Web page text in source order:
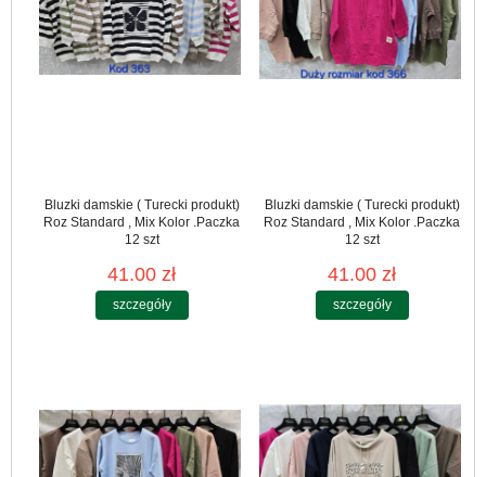
Bluzki damskie ( Turecki produkt)
Roz Standard , Mix Kolor .Paczka
12 szt
41.00 zł
szczegóły
Bluzki damskie ( Turecki produkt)
Roz Standard , Mix Kolor .Paczka
12 szt
41.00 zł
szczegóły